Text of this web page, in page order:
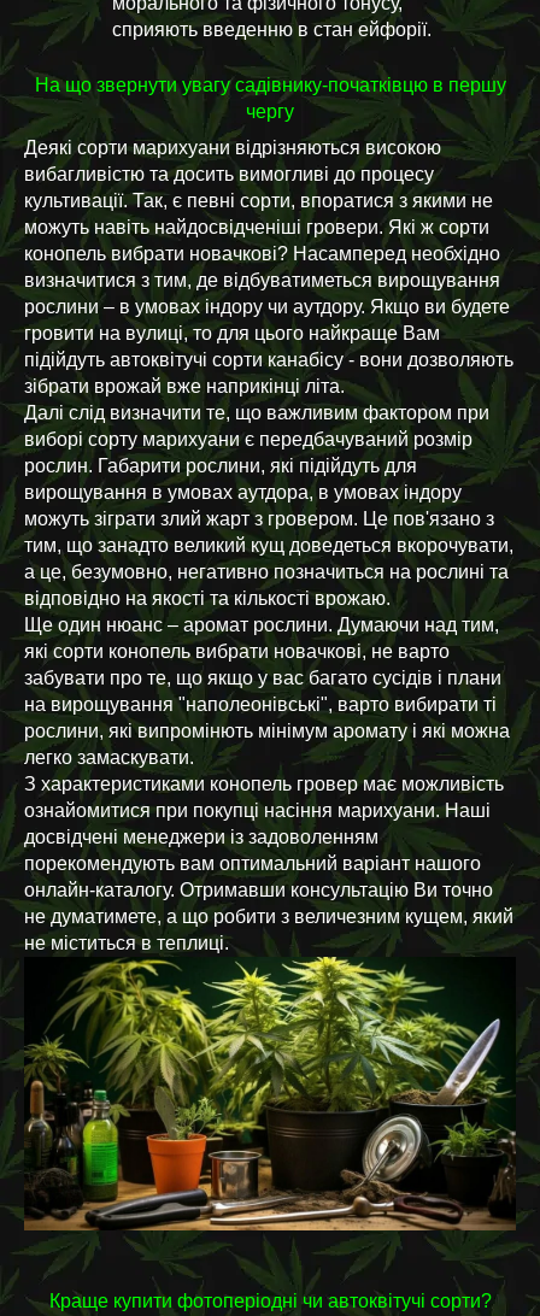
сприяють введенню в стан ейфорії.
На що звернути увагу садівнику-початківцю в першу
чергу
Деякі сорти марихуани відрізняються високою
вибагливістю та досить вимогливі до процесу
культивації. Так, є певні сорти, впоратися з якими не
можуть навіть найдосвідченіші гровери. Які ж сорти
конопель вибрати новачкові? Насамперед необхідно
визначитися з тим, де відбуватиметься вирощування
рослини – в умовах індору чи аутдору. Якщо ви будете
гровити на вулиці, то для цього найкраще Вам
підійдуть автоквітучі сорти канабісу - вони дозволяють
зібрати врожай вже наприкінці літа.
Далі слід визначити те, що важливим фактором при
виборі сорту марихуани є передбачуваний розмір
рослин. Габарити рослини, які підійдуть для
вирощування в умовах аутдора, в умовах індору
можуть зіграти злий жарт з гровером. Це пов'язано з
тим, що занадто великий кущ доведеться вкорочувати,
а це, безумовно, негативно позначиться на рослині та
відповідно на якості та кількості врожаю.
Ще один нюанс – аромат рослини. Думаючи над тим,
які сорти конопель вибрати новачкові, не варто
забувати про те, що якщо у вас багато сусідів і плани
на вирощування "наполеонівські", варто вибирати ті
рослини, які випромінють мінімум аромату і які можна
легко замаскувати.
З характеристиками конопель гровер має можливість
ознайомитися при покупці насіння марихуани. Наші
досвідчені менеджери із задоволенням
порекомендують вам оптимальний варіант нашого
онлайн-каталогу. Отримавши консультацію Ви точно
не думатимете, а що робити з величезним кущем, який
не міститься в теплиці.
Краще купити фотоперіодні чи автоквітучі сорти?